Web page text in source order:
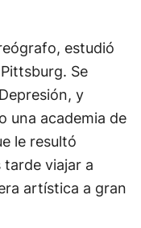
estudió
Se
y
una academia de
le resultó
viajar a
artística a gran